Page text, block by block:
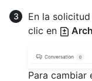
En la
clic en
Para cambiar